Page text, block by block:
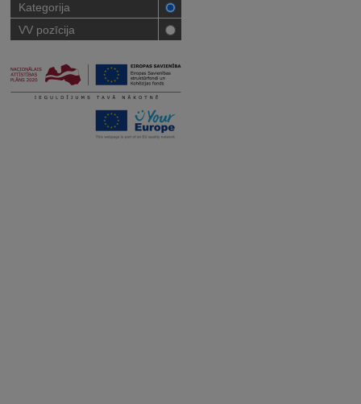
Kategorija
VV pozīcija